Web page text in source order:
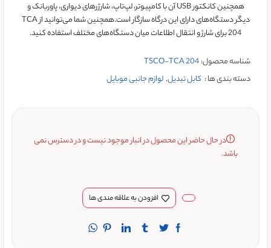
همچنین کانکتور USB آن با کامپیوتر، لپ‌تاپ، شارژرهای دیواری، پاوربانک و
دیگر دستگاه‌های دارای این درگاه سازگار است.همچنین شما می‌توانید از TCA
204 برای شارژ و انتقال اطلاعات میان دستگاه‌های مختلف استفاده کنید.
شناسه محصول:TSCO-TCA 204
دسته بندی ها : کابل تبدیل,لوازم جانبی موبایل
در حال حاضر این محصول در انبار موجود نیست و در دسترس نمی
باشد.
افزودن به علاقه مندی ها